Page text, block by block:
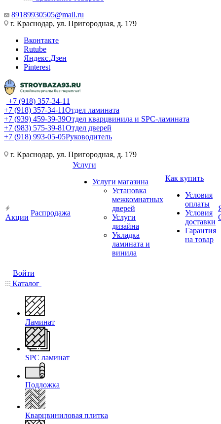
89189930505@mail.ru
г. Краснодар, ул. Пригородная, д. 179
Вконтакте
Rutube
Яндекс.Дзен
Pinterest
+7 (918) 357-34-11
+7 (918) 357-34-11Отдел ламината
+7 (939) 459-39-39Отдел кварцвинила и SPC-ламината
+7 (983) 575-39-81Отдел дверей
+7 (918) 993-05-05Руководитель
г. Краснодар, ул. Пригородная, д. 179
Акции
Распродажа
Услуги
Услуги магазина
Установка
межкомнатных
дверей
Услуги
дизайна
Укладка
ламината и
винила
Как купить
Условия
оплаты
Условия
доставки
Гарантия
на товар
Войти
Каталог
Ламинат
SPC ламинат
Подложка
Кварцвиниловая плитка